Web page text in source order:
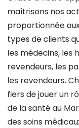
maîtrisons nos
proportionnée
types de clients
les médecins, les
revendeurs, les
les revendeurs.
fiers de jouer un
de la santé au
des soins